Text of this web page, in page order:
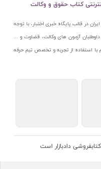
کتاب حقوق و وکالت
در قالب پایگاه خبری اختبار، با توجه
آزمون های وکالت، قضاوت و ...
با استفاده از تجربه و تخصص تیم حرفه
به این منظور با راه اندازی و تجهیز
مطمئن ترین خدمات مجموعه بسیار کامل و
علاوه بر این با بهره گیری از فناوری
دادبازار است